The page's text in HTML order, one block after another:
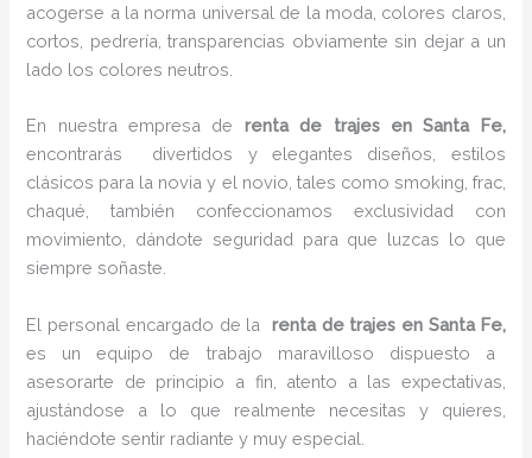
acogerse a la norma universal de la moda, colores claros,
cortos, pedrería, transparencias obviamente sin dejar a un
lado los colores neutros.
En nuestra empresa de renta de trajes en Santa Fe,
encontrarás
divertidos y elegantes diseños, estilos
clásicos para la novia y el novio, tales como smoking, frac,
chaqué, también confeccionamos exclusividad con
movimiento, dándote seguridad para que luzcas lo que
siempre soñaste.
El personal encargado de la renta de trajes en Santa Fe,
es un equipo de trabajo maravilloso dispuesto a
asesorarte de principio a fin, atento a las expectativas,
ajustándose a lo que realmente necesitas y quieres,
haciéndote sentir radiante y muy especial.